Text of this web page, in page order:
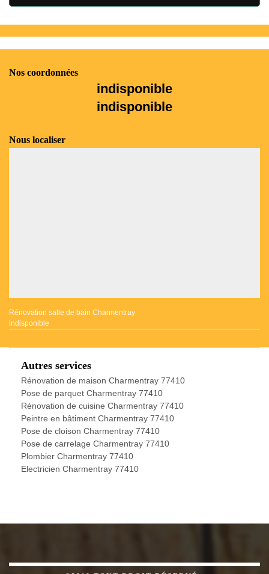
Nos coordonnées
indisponible
indisponible
Nous localiser
Rénovation salle de bain Charmentray
indisponible
Autres services
Rénovation de maison Charmentray 77410
Pose de parquet Charmentray 77410
Rénovation de cuisine Charmentray 77410
Peintre en bâtiment Charmentray 77410
Pose de cloison Charmentray 77410
Pose de carrelage Charmentray 77410
Plombier Charmentray 77410
Electricien Charmentray 77410